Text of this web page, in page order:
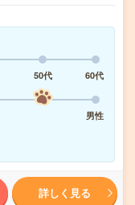
50代
60代
男性
詳しく見る